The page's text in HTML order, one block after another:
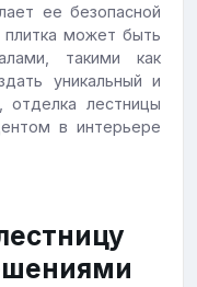
ее безопасной
плитка может быть
такими как
уникальный и
отделка лестницы
в интерьере